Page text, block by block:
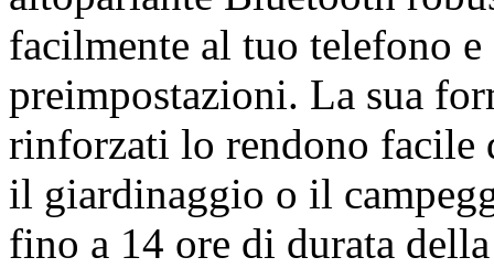
facilmente al tuo telefono
preimpostazioni. La sua
rinforzati lo rendono facile
il giardinaggio o il
fino a 14 ore di durata